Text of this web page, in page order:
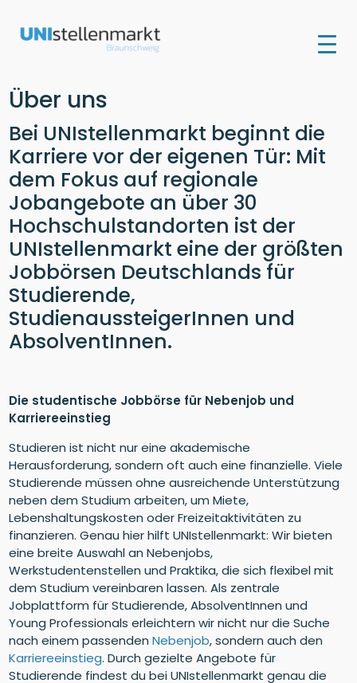
Über uns
Bei UNIstellenmarkt beginnt die
Karriere vor der eigenen Tür: Mit
dem Fokus auf regionale
Jobangebote an über 30
Hochschulstandorten ist der
UNIstellenmarkt eine der größten
Jobbörsen Deutschlands für
Studierende,
StudienaussteigerInnen und
AbsolventInnen.
Die studentische Jobbörse für Nebenjob und
Karriereeinstieg
Studieren ist nicht nur eine akademische
Herausforderung, sondern oft auch eine finanzielle. Viele
Studierende müssen ohne ausreichende Unterstützung
neben dem Studium arbeiten, um Miete,
Lebenshaltungskosten oder Freizeitaktivitäten zu
finanzieren. Genau hier hilft UNIstellenmarkt: Wir bieten
eine breite Auswahl an Nebenjobs,
Werkstudentenstellen und Praktika, die sich flexibel mit
dem Studium vereinbaren lassen. Als zentrale
Jobplattform für Studierende, AbsolventInnen und
Young Professionals erleichtern wir nicht nur die Suche
nach einem passendenNebenjob, sondern auch den
Karriereeinstieg. Durch gezielte Angebote für
Studierende findest du bei UNIstellenmarkt genau die